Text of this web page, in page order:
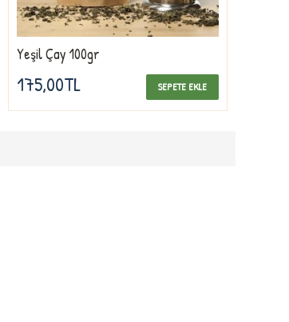
Yeşil Çay 100gr
175,00TL SEPETE EKLE